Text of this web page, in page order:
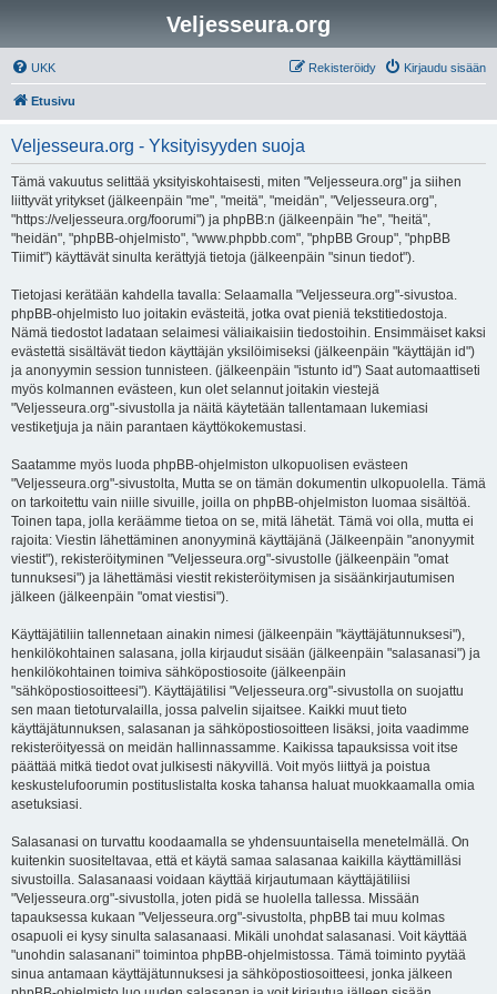
Veljesseura.org
UKK Kirjaudu sisään
Rekisteröidy
Etusivu
Veljesseura.org - Yksityisyyden suoja
Tämä vakuutus selittää yksityiskohtaisesti, miten "Veljesseura.org" ja siihen
liittyvät yritykset (jälkeenpäin "me", "meitä", "meidän", "Veljesseura.org",
"https://veljesseura.org/foorumi") ja phpBB:n (jälkeenpäin "he", "heitä",
"heidän", "phpBB-ohjelmisto", "www.phpbb.com", "phpBB Group", "phpBB
Tiimit") käyttävät sinulta kerättyjä tietoja (jälkeenpäin "sinun tiedot").
Tietojasi kerätään kahdella tavalla: Selaamalla "Veljesseura.org"-sivustoa.
phpBB-ohjelmisto luo joitakin evästeitä, jotka ovat pieniä tekstitiedostoja.
Nämä tiedostot ladataan selaimesi väliaikaisiin tiedostoihin. Ensimmäiset kaksi
evästettä sisältävät tiedon käyttäjän yksilöimiseksi (jälkeenpäin "käyttäjän id")
ja anonyymin session tunnisteen. (jälkeenpäin "istunto id") Saat automaattiseti
myös kolmannen evästeen, kun olet selannut joitakin viestejä
"Veljesseura.org"-sivustolla ja näitä käytetään tallentamaan lukemiasi
vestiketjuja ja näin parantaen käyttökokemustasi.
Saatamme myös luoda phpBB-ohjelmiston ulkopuolisen evästeen
"Veljesseura.org"-sivustolta, Mutta se on tämän dokumentin ulkopuolella. Tämä
on tarkoitettu vain niille sivuille, joilla on phpBB-ohjelmiston luomaa sisältöä.
Toinen tapa, jolla keräämme tietoa on se, mitä lähetät. Tämä voi olla, mutta ei
rajoita: Viestin lähettäminen anonyyminä käyttäjänä (Jälkeenpäin "anonyymit
viestit"), rekisteröityminen "Veljesseura.org"-sivustolle (jälkeenpäin "omat
tunnuksesi") ja lähettämäsi viestit rekisteröitymisen ja sisäänkirjautumisen
jälkeen (jälkeenpäin "omat viestisi").
Käyttäjätiliin tallennetaan ainakin nimesi (jälkeenpäin "käyttäjätunnuksesi"),
henkilökohtainen salasana, jolla kirjaudut sisään (jälkeenpäin "salasanasi") ja
henkilökohtainen toimiva sähköpostiosoite (jälkeenpäin
"sähköpostiosoitteesi"). Käyttäjätilisi "Veljesseura.org"-sivustolla on suojattu
sen maan tietoturvalailla, jossa palvelin sijaitsee. Kaikki muut tieto
käyttäjätunnuksen, salasanan ja sähköpostiosoitteen lisäksi, joita vaadimme
rekisteröityessä on meidän hallinnassamme. Kaikissa tapauksissa voit itse
päättää mitkä tiedot ovat julkisesti näkyvillä. Voit myös liittyä ja poistua
keskustelufoorumin postituslistalta koska tahansa haluat muokkaamalla omia
asetuksiasi.
Salasanasi on turvattu koodaamalla se yhdensuuntaisella menetelmällä. On
kuitenkin suositeltavaa, että et käytä samaa salasanaa kaikilla käyttämilläsi
sivustoilla. Salasanaasi voidaan käyttää kirjautumaan käyttäjätiliisi
"Veljesseura.org"-sivustolla, joten pidä se huolella tallessa. Missään
tapauksessa kukaan "Veljesseura.org"-sivustolta, phpBB tai muu kolmas
osapuoli ei kysy sinulta salasanaasi. Mikäli unohdat salasanasi. Voit käyttää
"unohdin salasanani" toimintoa phpBB-ohjelmistossa. Tämä toiminto pyytää
sinua antamaan käyttäjätunnuksesi ja sähköpostiosoitteesi, jonka jälkeen